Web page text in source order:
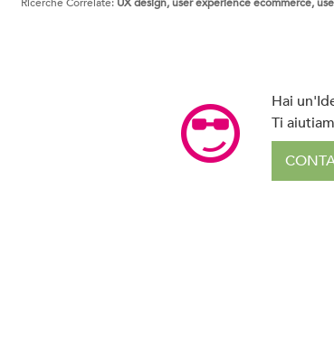
Hai
Ti